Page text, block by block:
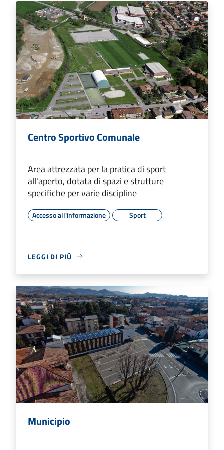
Centro Sportivo Comunale
Area attrezzata per la pratica di sport
all'aperto, dotata di spazi e strutture
specifiche per varie discipline
Accesso all'informazione Sport
LEGGI DI PIÙ
Municipio